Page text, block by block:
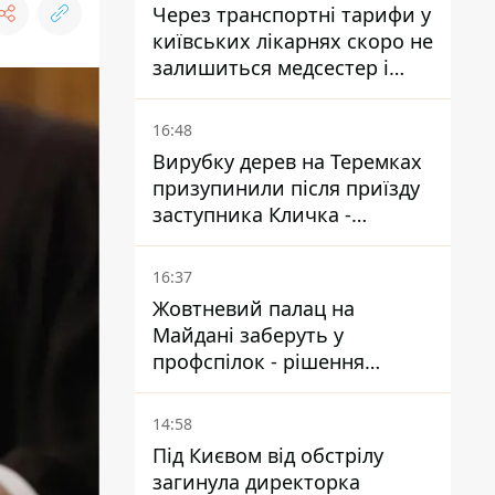
Через транспортні тарифи у
київських лікарнях скоро не
залишиться медсестер і
санітарок - професор
Голубовська
16:48
Вирубку дерев на Теремках
призупинили після приїзду
заступника Кличка -
почався діалог
16:37
Жовтневий палац на
Майдані заберуть у
профспілок - рішення
Господарського суду
14:58
Під Києвом від обстрілу
загинула директорка